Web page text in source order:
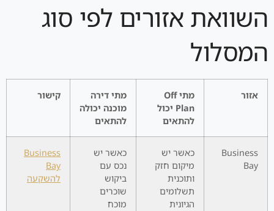
השוואת אזורים לפי סוג
המסלול
אזור
מתי Off
Plan יכול
להתאים
מתי דירה
מוכנה יכולה
להתאים
קישור
Business
Bay
כאשר יש
מיקום חזק
ותוכנית
תשלומים
הגיונית
כאשר יש
נכס עם
ביקוש
שוכרים
מוכח
Business
Bay
להשקעה